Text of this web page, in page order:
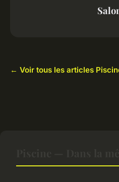
← Voir tous les articles